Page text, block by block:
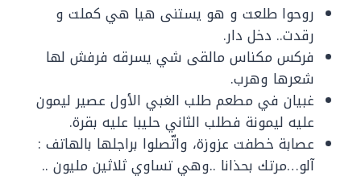
روحوا طلعت و هو يستنى هيا هي كملت و
رقدت.. دخل دار.
فركس مكناس مالقى شي يسرقه فرفش لها
شعرها وهرب.
غبيان في مطعم طلب الغبي الأول عصير ليمون
عليه ليمونة فطلب الثاني حليبا عليه بقرة.
عصابة خطفت عزوزة، واتّصلوا براجلها بالهاتف :
آلو…مرتك بحذانا ..وهي تساوي ثلاثين مليون ..